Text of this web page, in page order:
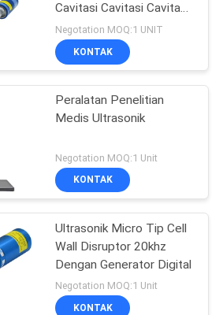
Cavitasi Cavitasi Cavitasi
Cavitasi Cavitasi Cavitasi
Cavitasi Cavitasi Cavitasi
Cavitasi Cavitasi Cavitasi
Cavitasi Cavitasi Cavitasi
Cavitasi Cavitasi Cavitasi
Cavitasi Cavitasi Cavitasi
Cavitasi Cavitasi Cavitasi
Cavitasi Cavitasi Cavitasi
Cavitasi Cavitasi Cavitasi
Cavitasi Cavitasi Cavitasi
Cavitasi Cavitasi Cavitasi
Cavitasi Cavitasi Cavitasi
Cavitasi Cavitasi Cavit
Negotation MOQ:1 UNIT
KONTAK
Peralatan Penelitian
Medis Ultrasonik
Negotation MOQ:1 Unit
KONTAK
Ultrasonik Micro Tip Cell
Wall Disruptor 20khz
Dengan Generator Digital
Negotation MOQ:1 Unit
KONTAK